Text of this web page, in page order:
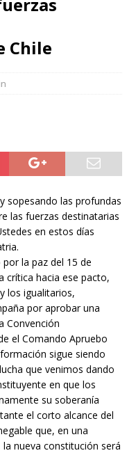
Chile
sopesando las profundas
las fuerzas destinatarias
en estos días
la paz del 15 de
crítica hacia ese pacto,
los igualitarios,
por aprobar una
Convención
el Comando Apruebo
sigue siendo
que venimos dando
en que los
su soberanía
el corto alcance del
que, en una
nueva constitución será